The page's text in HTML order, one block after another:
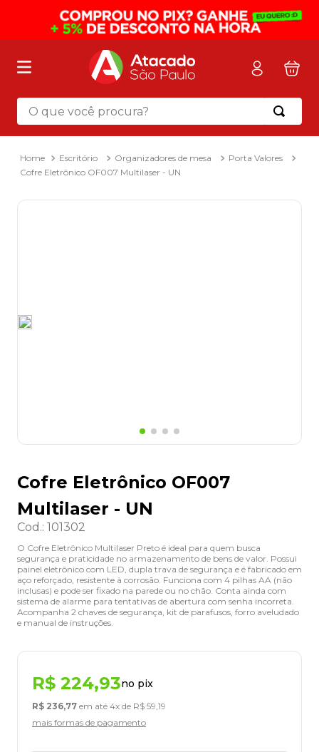
O que você procura?
Escritório Organizadores de mesa
Porta Valores
Cofre Eletrônico OF007 Multilaser - UN
Cofre Eletrônico OF007
Multilaser - UN
Cod.: 101302
O Cofre Eletrônico Multilaser Preto é ideal para quem busca
segurança e praticidade no armazenamento de bens de valor. Possui
painel eletrônico com LED, dupla trava de segurança e é fabricado em
aço reforçado, resistente à corrosão. Funciona com 4 pilhas AA (não
inclusas) e pode ser fixado na parede ou no chão. Conta ainda com
sistema de alarme para tentativas de abertura com senha incorreta.
Acompanha 2 chaves de segurança, kit de parafusos, forro aveludado
e manual de instruções.
R$ 224,93no pix
R$ 236,77 em até 4x de R$ 59,19
mais formas de pagamento
Termos mais buscados
mochila
2 º sacola
3º mala
8